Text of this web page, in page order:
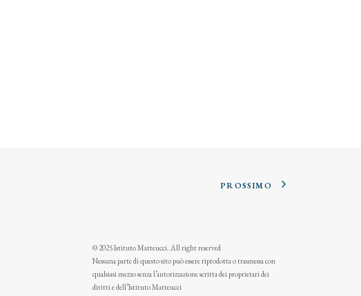
PROSSIMO
© 2025 Istituto Matteucci. All right reserved
Nessuna parte di questo sito può essere riprodotta o trasmessa con
qualsiasi mezzo senza l’autorizzazione scritta dei proprietari dei
diritti e dell’Istituto Matteucci